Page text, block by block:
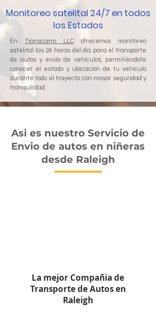
Monitoreo satelital 24/7 en todos
los Estados
En Transcarro LLCofrecemos monitoreo
satelital las 24 horas del día para el transporte
de autos y envío de vehículos, permitiéndote
conocer el estado y ubicación de tu vehículo
durante todo el trayecto con mayor seguridad y
tranquilidad.
Asi es nuestro Servicio de
Envio de autos en niñeras
desde Raleigh
La mejor Compañia de
Transporte de Autos en
Raleigh